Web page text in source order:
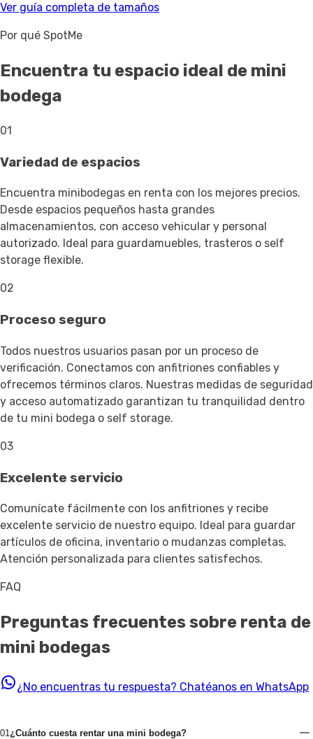
Ver guía completa de tamaños
Por qué SpotMe
Encuentra tu espacio ideal de mini
bodega
01
Variedad de espacios
Encuentra minibodegas en renta con los mejores precios.
Desde espacios pequeños hasta grandes
almacenamientos, con acceso vehicular y personal
autorizado. Ideal para guardamuebles, trasteros o self
storage flexible.
02
Proceso seguro
Todos nuestros usuarios pasan por un proceso de
verificación. Conectamos con anfitriones confiables y
ofrecemos términos claros. Nuestras medidas de seguridad
y acceso automatizado garantizan tu tranquilidad dentro
de tu mini bodega o self storage.
03
Excelente servicio
Comunícate fácilmente con los anfitriones y recibe
excelente servicio de nuestro equipo. Ideal para guardar
artículos de oficina, inventario o mudanzas completas.
Atención personalizada para clientes satisfechos.
FAQ
Preguntas frecuentes sobre renta de
mini bodegas
¿No encuentras tu respuesta? Chatéanos en WhatsApp
01 ¿Cuánto cuesta rentar una mini bodega?